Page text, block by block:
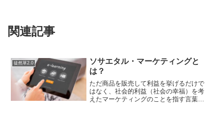
関連記事
徒然草2.0
ソサエタル・マーケティングと
は？
ただ商品を販売して利益を挙げるだけで
はなく、社会的利益（社会の幸福）を考
えたマーケティングのことを指す言葉